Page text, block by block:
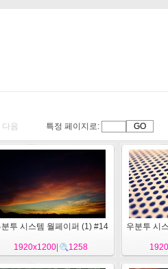
다음 특정 페이지로:
분투 시스템 월페이퍼 (1) #14
1920x1200 1258
우분투 시